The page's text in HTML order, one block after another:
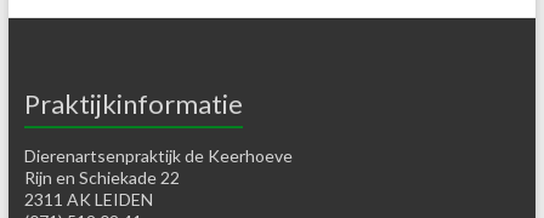
Praktijkinformatie
Dierenartsenpraktijk de Keerhoeve
Rijn en Schiekade 22
2311 AK LEIDEN